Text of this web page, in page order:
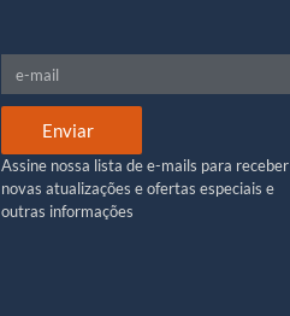
Enviar
Assine nossa lista de e-mails para receber
novas atualizações e ofertas especiais e
outras informações